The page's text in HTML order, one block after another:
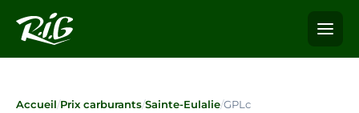
Accueil/Prix carburants/Sainte-Eulalie/GPLc